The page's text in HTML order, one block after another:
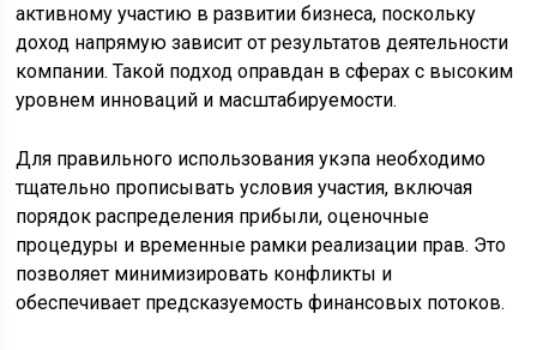
активному участию в развитии бизнеса, поскольку
доход напрямую зависит от результатов деятельности
компании. Такой подход оправдан в сферах с высоким
уровнем инноваций и масштабируемости.
Для правильного использования укэпа необходимо
тщательно прописывать условия участия, включая
порядок распределения прибыли, оценочные
процедуры и временные рамки реализации прав. Это
позволяет минимизировать конфликты и
обеспечивает предсказуемость финансовых потоков.